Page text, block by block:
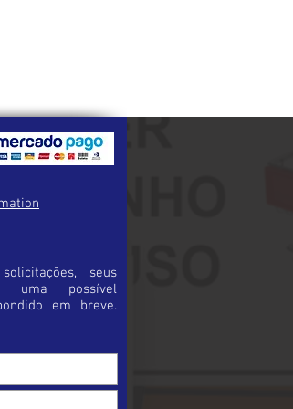
se de
e trará maior
seus
uma possível
em breve.